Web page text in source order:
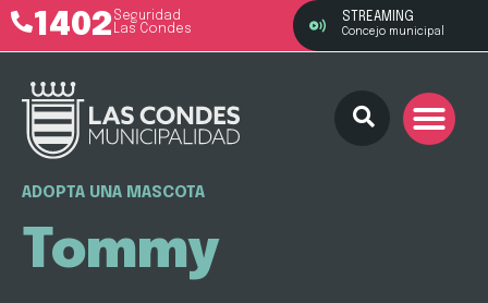
1402 Seguridad
Las Condes
STREAMING
Concejo municipal
ADOPTA UNA MASCOTA
Tommy